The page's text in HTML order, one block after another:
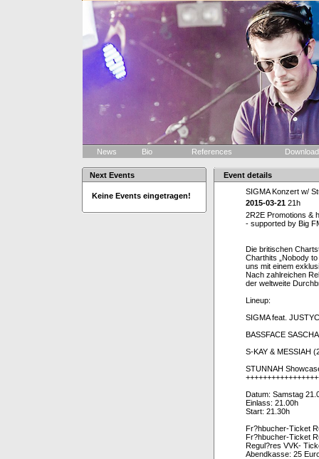
News Bio References
Next Events
Keine Events eingetragen!
Event details
SIGMA Konzert w/
2015-03-21 21h
2R2E Promotions &
- supported by Big
Die britischen
Charthits „Nobody
uns mit einem
Nach zahlreichen
der weltweite
Lineup:
SIGMA feat.
BASSFACE
S-KAY & MESSIAH
STUNNAH
Datum: Samstag
Einlass: 21.00h
Start: 21.30h
Fr?hbucher-Ticket
Fr?hbucher-Ticket
Regul?res VVK-
Abendkasse: 25